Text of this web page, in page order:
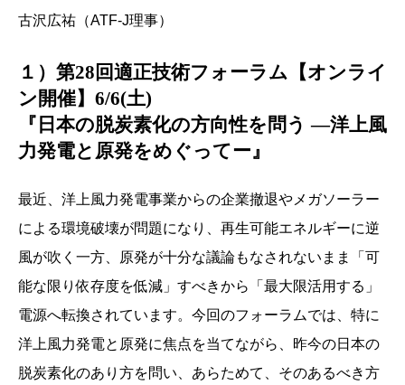
古沢広祐（ATF-J理事）
１）第28回適正技術フォーラム【オンライ
ン開催】6/6(土)
『日本の脱炭素化の方向性を問う ―洋上風
力発電と原発をめぐってー』
最近、洋上風力発電事業からの企業撤退やメガソーラー
による環境破壊が問題になり、再生可能エネルギーに逆
風が吹く一方、原発が十分な議論もなされないまま「可
能な限り依存度を低減」すべきから「最大限活用する」
電源へ転換されています。今回のフォーラムでは、特に
洋上風力発電と原発に焦点を当てながら、昨今の日本の
脱炭素化のあり方を問い、あらためて、そのあるべき方